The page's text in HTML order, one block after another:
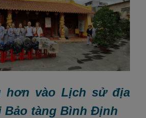
hơn vào Lịch sử địa
tàng Bình Định